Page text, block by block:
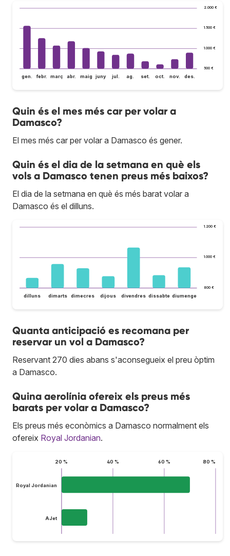
500 €
1.000 €
1.500 €
2.000 €
gen. febr. març abr. maig juny jul. ag. set. oct. nov. des.
Quin és el mes més car per volar a
Damasco?
El mes més car per volar a Damasco és gener.
Quin és el dia de la setmana en què els
vols a Damasco tenen preus més baixos?
El dia de la setmana en què és més barat volar a
Damasco és el dilluns.
800 €
1.000 €
1.200 €
dilluns dimarts dimecres dijous divendres dissabte diumenge
Quanta anticipació es recomana per
reservar un vol a Damasco?
Reservant 270 dies abans s'aconsegueix el preu òptim
a Damasco.
Quina aerolínia ofereix els preus més
barats per volar a Damasco?
Els preus més econòmics a Damasco normalment els
ofereix Royal Jordanian.
20 % 40 % 60 % 80 %
Royal Jordanian
AJet